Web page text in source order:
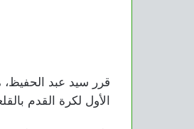
قرر سيد عبد الحفيظ،
الأول لكرة القدم